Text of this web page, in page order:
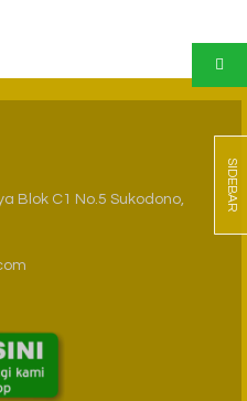
SIDEBAR
Blok C1 No.5 Sukodono,